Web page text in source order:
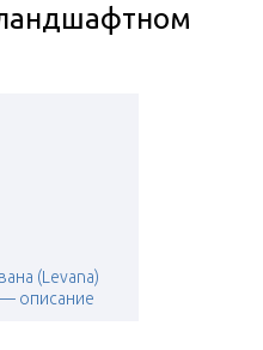
(Levana)
описание